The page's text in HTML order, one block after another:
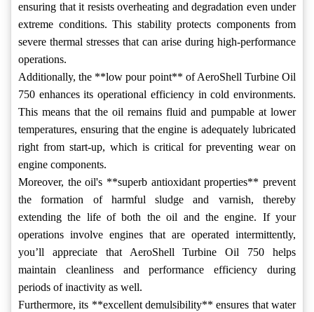
ensuring that it resists overheating and degradation even under
extreme conditions. This stability protects components from
severe thermal stresses that can arise during high-performance
operations.
Additionally, the **low pour point** of AeroShell Turbine Oil
750 enhances its operational efficiency in cold environments.
This means that the oil remains fluid and pumpable at lower
temperatures, ensuring that the engine is adequately lubricated
right from start-up, which is critical for preventing wear on
engine components.
Moreover, the oil's **superb antioxidant properties** prevent
the formation of harmful sludge and varnish, thereby
extending the life of both the oil and the engine. If your
operations involve engines that are operated intermittently,
you’ll appreciate that AeroShell Turbine Oil 750 helps
maintain cleanliness and performance efficiency during
periods of inactivity as well.
Furthermore, its **excellent demulsibility** ensures that water